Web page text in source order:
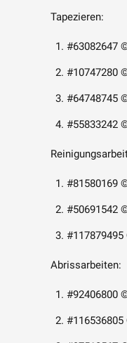
Tapezieren:
#63082647
#10747280
#64748745
#55833242
#81580169
#50691542
Abrissarbeiten:
#92406800